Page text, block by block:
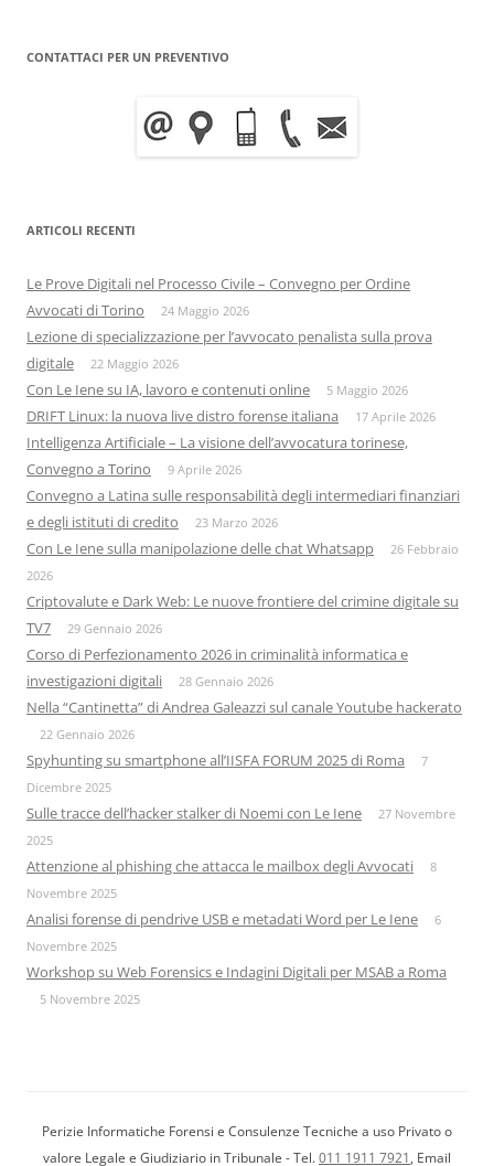
CONTATTACI PER UN PREVENTIVO
ARTICOLI RECENTI
Le Prove Digitali nel Processo Civile – Convegno per Ordine
Avvocati di Torino
24 Maggio 2026
Lezione di specializzazione per l’avvocato penalista sulla prova
digitale
22 Maggio 2026
Con Le Iene su IA, lavoro e contenuti online 5 Maggio 2026
DRIFT Linux: la nuova live distro forense italiana 17 Aprile 2026
Intelligenza Artificiale – La visione dell’avvocatura torinese,
Convegno a Torino
9 Aprile 2026
Convegno a Latina sulle responsabilità degli intermediari finanziari
e degli istituti di credito
23 Marzo 2026
Con Le Iene sulla manipolazione delle chat Whatsapp
26 Febbraio
2026
Criptovalute e Dark Web: Le nuove frontiere del crimine digitale su
TV7
29 Gennaio 2026
Corso di Perfezionamento 2026 in criminalità informatica e
investigazioni digitali
28 Gennaio 2026
Nella “Cantinetta” di Andrea Galeazzi sul canale Youtube hackerato
22 Gennaio 2026
Spyhunting su smartphone all’IISFA FORUM 2025 di Roma
7
Dicembre 2025
Sulle tracce dell’hacker stalker di Noemi con Le Iene
27 Novembre
2025
Attenzione al phishing che attacca le mailbox degli Avvocati
8
Novembre 2025
Analisi forense di pendrive USB e metadati Word per Le Iene
6
Novembre 2025
Workshop su Web Forensics e Indagini Digitali per MSAB a Roma
5 Novembre 2025
Perizie Informatiche Forensi e Consulenze Tecniche a uso Privato o
valore Legale e Giudiziario in Tribunale - Tel.011 1911 7921, Email